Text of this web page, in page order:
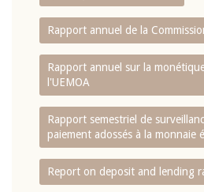
Rapport annuel de la
Rapport annuel sur la
l'UEMOA
Rapport semestriel de
paiement adossés à la monnaie
Report on deposit and lending